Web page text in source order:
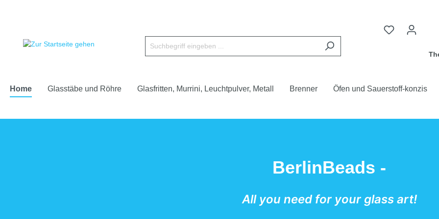
Home Glasstäbe und Röhre Glasfritten, Murrini, Leuchtpulver, Metall Brenner Öfen und Sauerstoff-konzis
BerlinBeads -
All you need for your glass art!